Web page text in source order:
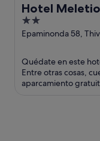
Hotel
2
out
5
Epaminonda 58,
Quédate en este
Entre otras cosas,
aparcamiento